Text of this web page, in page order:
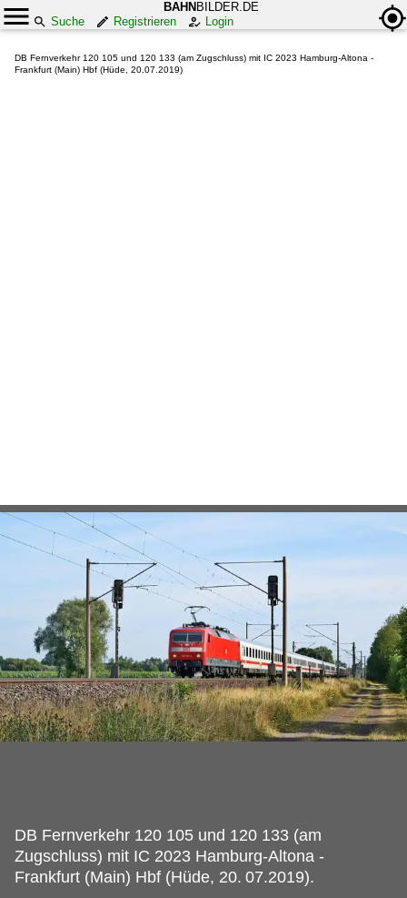
BAHN BILDER.DE
Suche
Registrieren Login
DB Fernverkehr 120 105 und 120 133 (am Zugschluss) mit IC 2023 Hamburg-Altona -
Frankfurt (Main) Hbf (Hüde, 20.07.2019)
DB Fernverkehr 120 105 und 120 133 (am
Zugschluss) mit IC 2023 Hamburg-Altona -
Frankfurt (Main) Hbf (Hüde, 20. 07.2019).